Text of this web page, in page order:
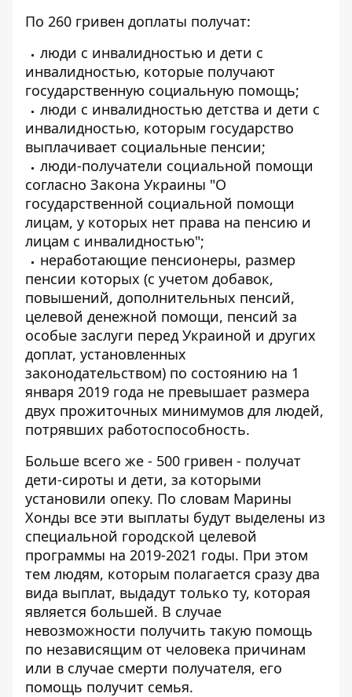
По 260 гривен доплаты получат:
люди с инвалидностью и дети с
инвалидностью, которые получают
государственную социальную помощь;
люди с инвалидностью детства и дети с
инвалидностью, которым государство
выплачивает социальные пенсии;
люди-получатели социальной помощи
согласно Закона Украины "О
государственной социальной помощи
лицам, у которых нет права на пенсию и
лицам с инвалидностью";
неработающие пенсионеры, размер
пенсии которых (с учетом добавок,
повышений, дополнительных пенсий,
целевой денежной помощи, пенсий за
особые заслуги перед Украиной и других
доплат, установленных
законодательством) по состоянию на 1
января 2019 года не превышает размера
двух прожиточных минимумов для людей,
потрявших работоспособность.
Больше всего же - 500 гривен - получат
дети-сироты и дети, за которыми
установили опеку. По словам Марины
Хонды все эти выплаты будут выделены из
специальной городской целевой
программы на 2019-2021 годы. При этом
тем людям, которым полагается сразу два
вида выплат, выдадут только ту, которая
является большей. В случае
невозможности получить такую помощь
по независящим от человека причинам
или в случае смерти получателя, его
помощь получит семья.